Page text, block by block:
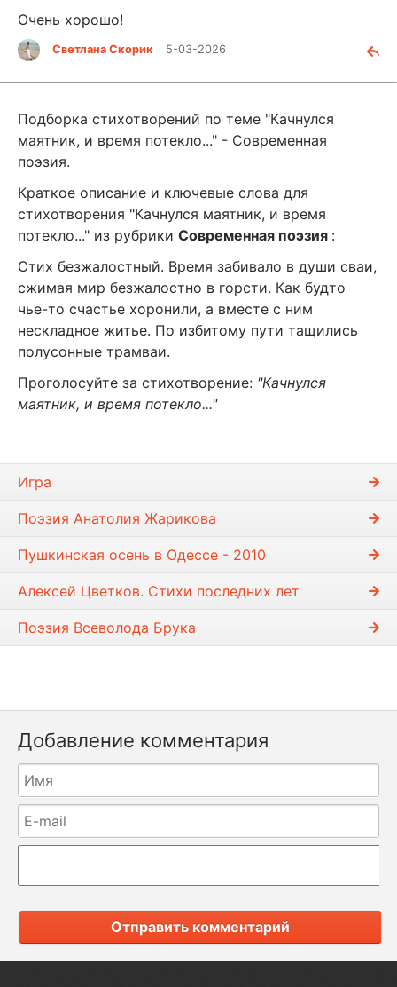
Очень хорошо!
Светлана Скорик 5-03-2026
Подборка стихотворений по теме "Качнулся
маятник, и время потекло..." - Современная
поэзия.
Краткое описание и ключевые слова для
стихотворения "Качнулся маятник, и время
потекло..." из рубрики Современная поэзия :
Стих безжалостный. Время забивало в души сваи,
сжимая мир безжалостно в горсти. Как будто
чье-то счастье хоронили, а вместе с ним
нескладное житье. По избитому пути тащились
полусонные трамваи.
Проголосуйте за стихотворение: "Качнулся
маятник, и время потекло..."
Игра
Поэзия Анатолия Жарикова
Пушкинская осень в Одессе - 2010
Алексей Цветков. Стихи последних лет
Поэзия Всеволода Брука
Добавление комментария
Отправить комментарий